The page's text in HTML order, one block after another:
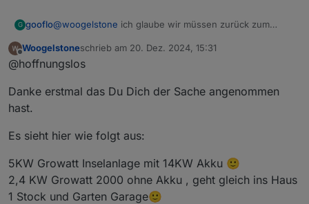
Nutzern schon berichteten weil Ecoflow die API
umstellt, umgestellt hat (siehe weiter unten ältere
Beiträge). Um nur einen Kühlschrank zu betreiben und
sonst nix würde ich einen Smartplug verwenden und
G gooflo@woogelstone ich glaube wir müssen zurück zum
welche Hardware hast Du außer Powerstream und D2M
Zusatzakku? Erst dann kann ich Dir ggf. helfen. Für
nicht, nutzt es aber ohne passende Hardware.
wird, kannst Du das Skript nutzen, um am
Einspeisepunkt einzuspeisen. Könnte sein, dass Du ein
Verbindungsproblem hast, von dem auch manche
Nutzern schon berichteten weil Ecoflow die API
umstellt, umgestellt hat (siehe weiter unten ältere
Beiträge). Um nur einen Kühlschrank zu betreiben und
Offline
Woogelstoneschrieb am 20. Dez. 2024, 15:31
zuletzt editiert von
@hoffnungslos
Danke erstmal das Du Dich der Sache angenommen
hast.
Es sieht hier wie folgt aus:
5KW Growatt Inselanlage mit 14KW Akku 🙂
2,4 KW Growatt 2000 ohne Akku , geht gleich ins Haus
1 Stock und Garten Garage🙂